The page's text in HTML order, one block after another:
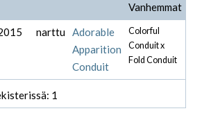
Vanhemmat
narttu Adorable
Apparition
Conduit
Colorful
Conduit x
Fold Conduit
1